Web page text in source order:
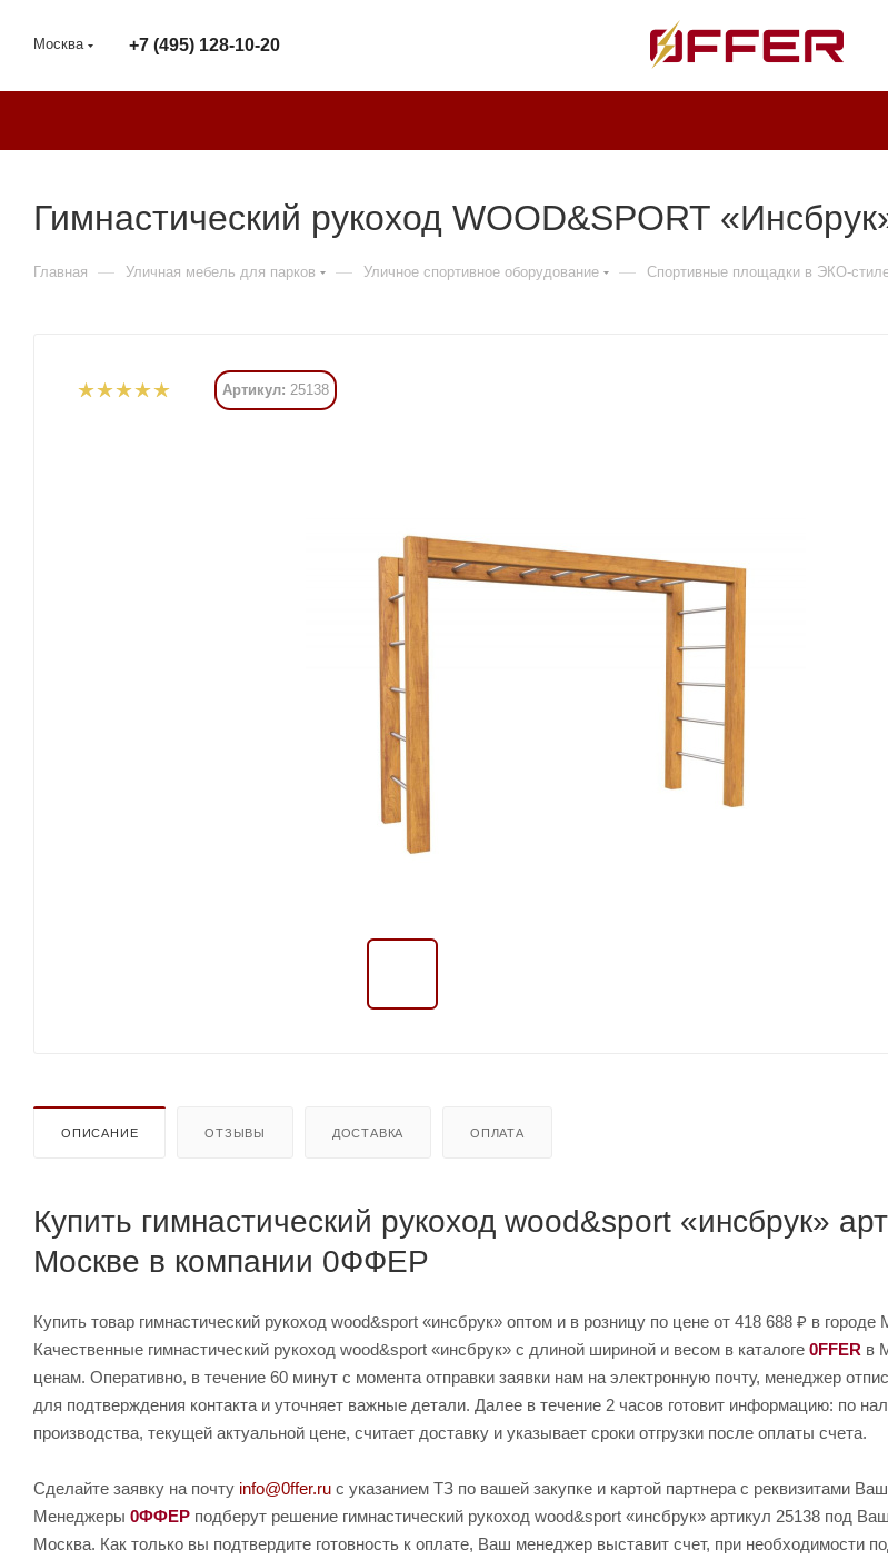
Москва +7 (495) 128-10-20
Гимнастический рукоход WOOD&SPORT
Главная — Уличная мебель для парков — Уличное спортивное оборудование — Спортивные площадки в ЭКО-
Артикул: 25138
ОПИСАНИЕ ОТЗЫВЫ ДОСТАВКА ОПЛАТА
Купить гимнастический рукоход wood&sport «инсбрук»
Москве в компании 0ФФЕР
Купить товар гимнастический рукоход wood&sport «инсбрук» оптом и в розницу по цене от 418 688 ₽ в городе
Качественные гимнастический рукоход wood&sport «инсбрук» с длиной шириной и весом в каталоге 0FFER в
ценам. Оперативно, в течение 60 минут с момента отправки заявки нам на электронную почту, менеджер
для подтверждения контакта и уточняет важные детали. Далее в течение 2 часов готовит информацию: по
производства, текущей актуальной цене, считает доставку и указывает сроки отгрузки после оплаты счета.
Сделайте заявку на почту info@0ffer.ru с указанием ТЗ по вашей закупке и картой партнера с реквизитами
Менеджеры 0ФФЕР подберут решение гимнастический рукоход wood&sport «инсбрук» артикул 25138 под
Москва. Как только вы подтвердите готовность к оплате, Ваш менеджер выставит счет, при необходимости